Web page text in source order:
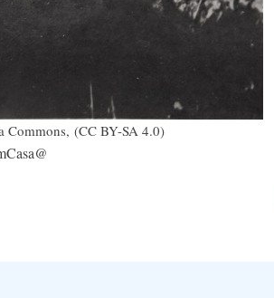
Commons, (CC BY-SA 4.0)